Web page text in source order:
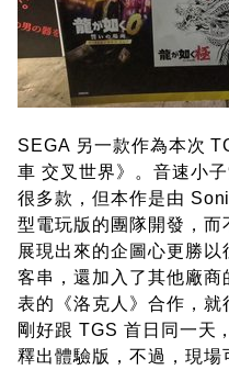
SEGA 另一款作為本次
車 交叉世界》。音速小
很多款，但本作是由
型電玩版的團隊開發，而
展現出來的企圖心更勝
客串，還加入了其他廠
表的《洛克人》合作，就
剛好跟 TGS 首日同一天
釋出體驗版，不過，現場